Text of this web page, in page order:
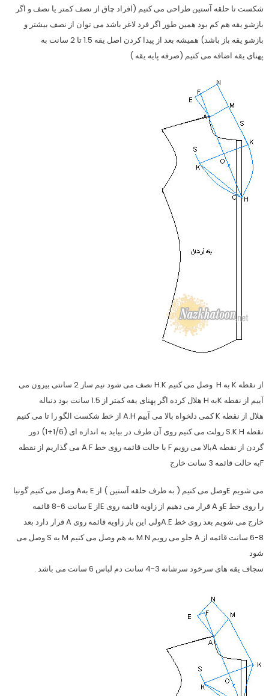
شکست تا حلقه آستین طراحی می کنیم (افراد چاق از نصف کمتر یا نصف و اگر
بازشو یقه هم کم بود همین طور اگر فرد لاغر باشد می توان از نصف بیشتر و
بازشو یقه باز باشد) همیشه بعد از پیدا کردن اصل یقه 1.5 تا 2 سانت به
پهنای یقه اضافه می کنیم (صرفه پایه یقه )
از نقطه K به H وصل می کنیم H.K نصف می شود نیم ساز 2 سانتی بیرون می
آییم از نقطه Kبه H هلال کرده اگر پهنای یقه کمتر از 1.5 سانت بود دنباله
هلال از نقطه K کمی دلخواه بالا می آییم A.H از خط شکست الگو را تا می کنیم
نقطه S.K.H رولت می کنیم روی آن طرف در بیاید به اندازه ای (1/6+1) دور
گردن از نقطه Aبالا می رویم F با خالت قائمه روی خط A.F می گذاریم از نقطه
Fبه حالت قائمه 3 سانت خارج
می شویم Eوصل می کنیم ( به طرف حلقه آستین ) از E بهA وصل می کنیم گونیا
را روی خط Eو A قرار می دهیم از زاویه قائمه روی Eاز E سانت 6-8 قائمه
خارج می شویم بعد روی خط A.Eولی این بار زاویه قائمه روی A قرار دارد بعد
6-8 سانت قائمه از A جلو می رویم M.N به هم وصل می کنیم M به S وصل می
شود
سجاف یقه های سرخود سرشانه 3-4 سانت دم لباس 6 سانت می باشد .